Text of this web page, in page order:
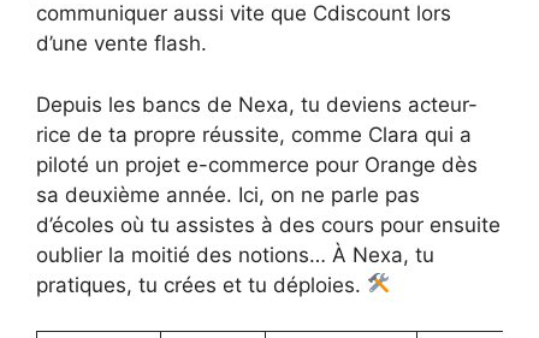
communiquer aussi vite que Cdiscount lors
d’une vente flash.
Depuis les bancs de Nexa, tu deviens acteur-
rice de ta propre réussite, comme Clara qui a
piloté un projet e-commerce pour Orange dès
sa deuxième année. Ici, on ne parle pas
d’écoles où tu assistes à des cours pour ensuite
oublier la moitié des notions… À Nexa, tu
pratiques, tu crées et tu déploies.